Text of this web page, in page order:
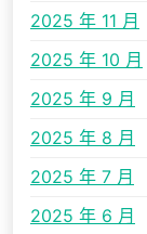
2025 年 11 月
2025 年 10 月
2025 年 9 月
2025 年 8 月
2025 年 7 月
2025 年 6 月